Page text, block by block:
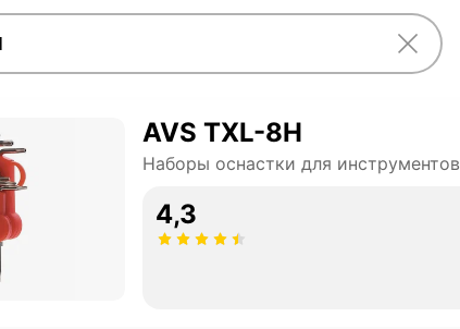
AVS TXL-8H
Наборы оснастки для инструментов
4,3